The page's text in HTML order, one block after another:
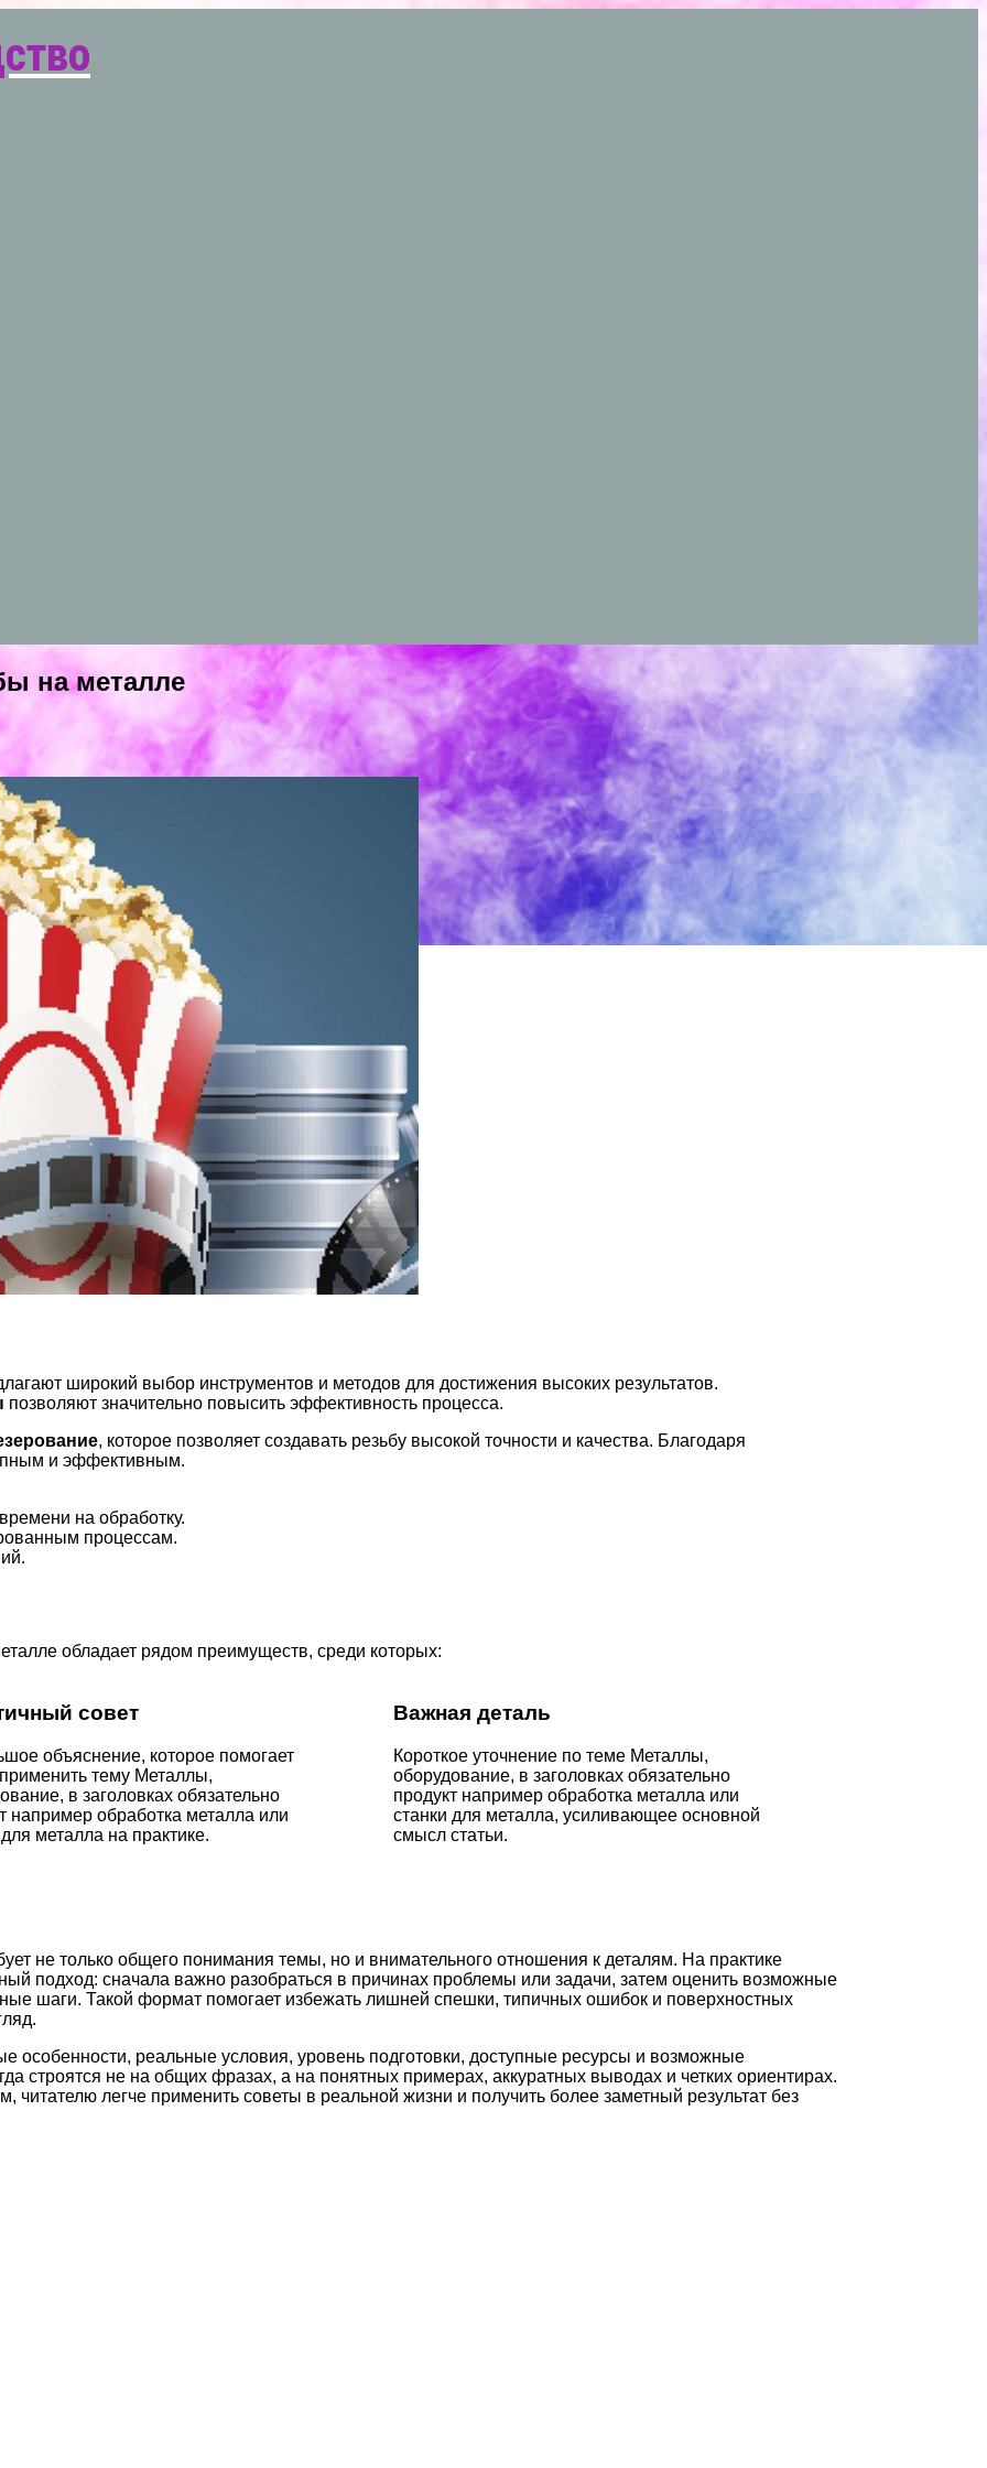
на металле
широкий выбор инструментов и методов для достижения высоких результатов.
позволяют значительно повысить эффективность процесса.
, которое позволяет создавать резьбу высокой точности и качества. Благодаря
и эффективным.
на обработку.
процессам.
обладает рядом преимуществ, среди которых:
совет
объяснение, которое помогает
тему Металлы,
в заголовках обязательно
например обработка металла или
металла на практике.
Важная деталь
Короткое уточнение по теме Металлы,
оборудование, в заголовках обязательно
продукт например обработка металла или
станки для металла, усиливающее основной
смысл статьи.
не только общего понимания темы, но и внимательного отношения к деталям. На практике
подход: сначала важно разобраться в причинах проблемы или задачи, затем оценить возможные
шаги. Такой формат помогает избежать лишней спешки, типичных ошибок и поверхностных
особенности, реальные условия, уровень подготовки, доступные ресурсы и возможные
строятся не на общих фразах, а на понятных примерах, аккуратных выводах и четких ориентирах.
читателю легче применить советы в реальной жизни и получить более заметный результат без